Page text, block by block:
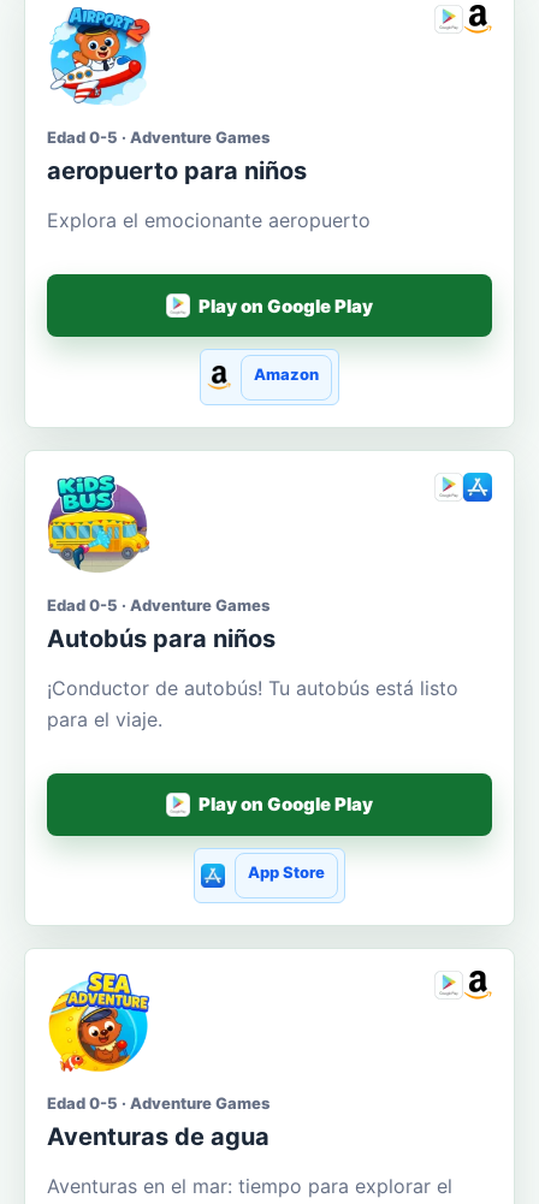
Edad 0-5 · Adventure Games
aeropuerto para niños
Explora el emocionante aeropuerto
Play on Google Play
Amazon
Edad 0-5 · Adventure Games
Autobús para niños
¡Conductor de autobús! Tu autobús está listo
para el viaje.
Play on Google Play
App Store
Edad 0-5 · Adventure Games
Aventuras de agua
Aventuras en el mar: tiempo para explorar el